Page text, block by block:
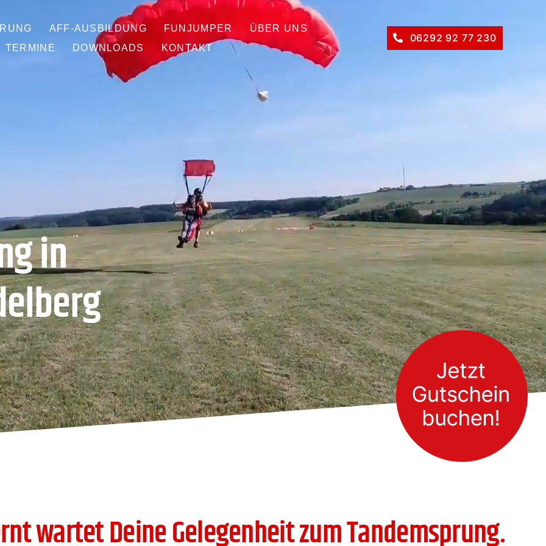
AFF-AUSBILDUNG FUNJUMPER
ÜBER UNS
TERMINE DOWNLOADS KONTAKT
06292 92 77 230
in
wartet Deine Gelegenheit zum Tandemsprung.